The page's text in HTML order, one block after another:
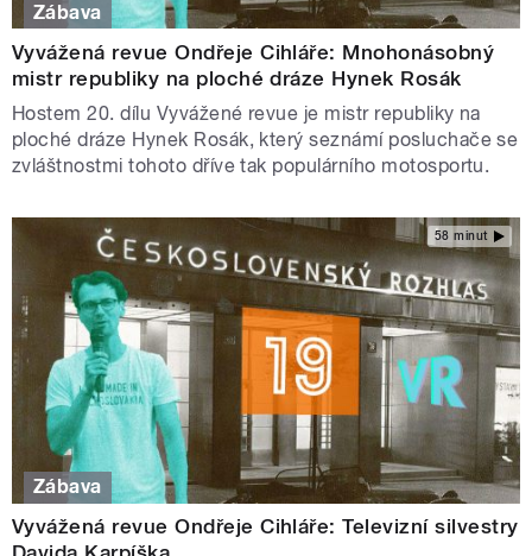
Zábava
Vyvážená revue Ondřeje Cihláře: Mnohonásobný
mistr republiky na ploché dráze Hynek Rosák
Hostem 20. dílu Vyvážené revue je mistr republiky na
ploché dráze Hynek Rosák, který seznámí posluchače se
zvláštnostmi tohoto dříve tak populárního motosportu.
58 minut
Zábava
Vyvážená revue Ondřeje Cihláře: Televizní silvestry